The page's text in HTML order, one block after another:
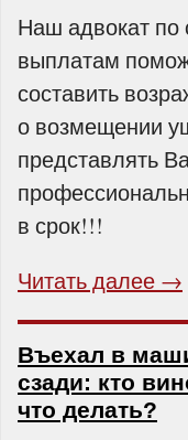
Наш адвокат по
выплатам
составить
о возмещении
представлять
в срок!!!
Читать далее →
Въехал в
сзади: кто
что делать?